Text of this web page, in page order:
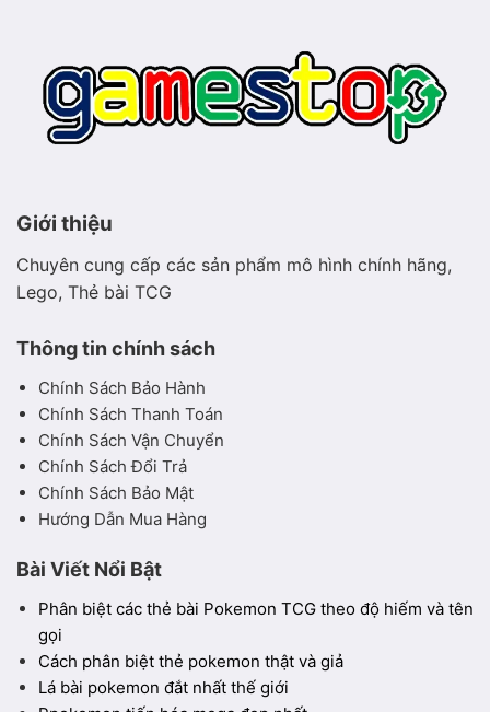
Giới thiệu
Chuyên cung cấp các sản phẩm mô hình chính hãng,
Lego, Thẻ bài TCG
Thông tin chính sách
Chính Sách Bảo Hành
Chính Sách Thanh Toán
Chính Sách Vận Chuyển
Chính Sách Đổi Trả
Chính Sách Bảo Mật
Hướng Dẫn Mua Hàng
Bài Viết Nổi Bật
Phân biệt các thẻ bài Pokemon TCG theo độ hiếm và tên
gọi
Cách phân biệt thẻ pokemon thật và giả
Lá bài pokemon đắt nhất thế giới